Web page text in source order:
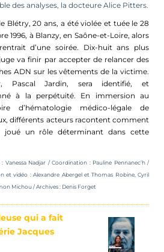
des analyses, la docteure Alice Pitters.
Blétry, 20 ans, a été violée et tuée le 28
1996, à Blanzy, en Saône-et-Loire, alors
d’une soirée. Dix-huit ans plus
va finir par accepter de relancer des
ADN sur les vêtements de la victime.
Pascal Jardin, sera identifié, et
à la perpétuité. En immersion au
d’hématologie médico-légale de
différents acteurs racontent comment
joué un rôle déterminant dans cette
: Vanessa Nadjar /Coordination : Pauline Pennanec’h /
et vidéo : Alexandre Abergel et Thomas Robine, Cyril
Michou/Archives : Denis Forget
qui a fait
Jacques